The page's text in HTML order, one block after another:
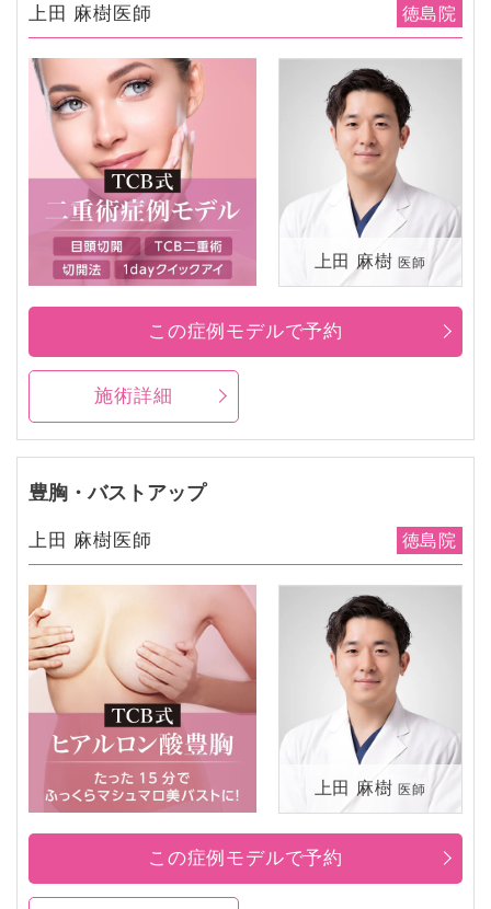
上田 麻樹医師 徳島院
上田 麻樹 医師
施術詳細
この症例モデルで予約
豊胸・バストアップ
上田 麻樹医師 徳島院
上田 麻樹 医師
この症例モデルで予約